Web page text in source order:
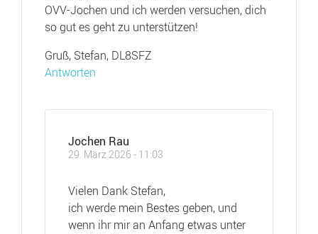
OVV-Jochen und ich werden versuchen, dich
so gut es geht zu unterstützen!
Gruß, Stefan, DL8SFZ
Antworten
Jochen Rau
29. März 2026 - 11:03
Vielen Dank Stefan,
ich werde mein Bestes geben, und
wenn ihr mir an Anfang etwas unter